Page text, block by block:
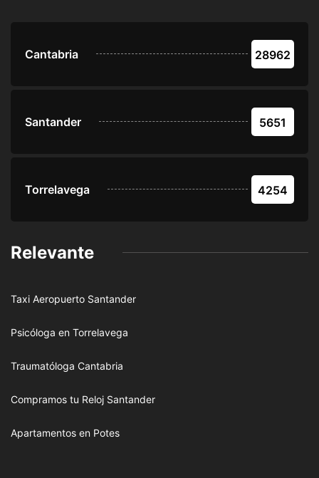
Cantabria 28962
Santander 5651
Torrelavega 4254
Relevante
Taxi Aeropuerto Santander
Psicóloga en Torrelavega
Traumatóloga Cantabria
Compramos tu Reloj Santander
Apartamentos en Potes